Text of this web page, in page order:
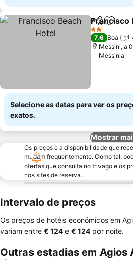
Partilhar
Francisco
2 Estrelas
7,6 Boa
Messini, a
Messinia
Selecione as datas para ver os
exatos.
Mostrar
Os preços e a disponibilidade que
mudam frequentemente. Como tal,
ofertas que consulta no trivago e os
nos sites de reserva.
Intervalo de preços
Os preços de hotéis económicos em
variam entre ‎€ 124 e ‎€ 124 por noite.
Outras estadias em Agios